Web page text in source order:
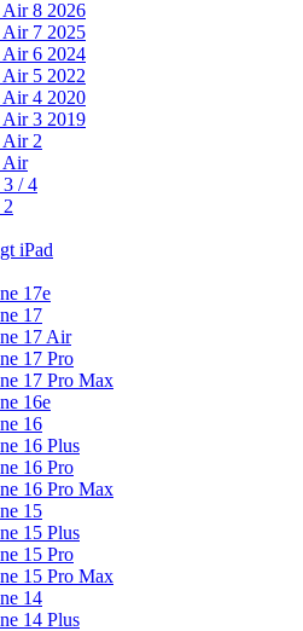
Air 8 2026
Air 7 2025
Air 6 2024
Air 5 2022
Air 4 2020
Air 3 2019
Air 2
Air
3 / 4
iPad
17e
17
17 Air
17 Pro
17 Pro Max
16e
16
16 Plus
16 Pro
16 Pro Max
15
15 Plus
15 Pro
15 Pro Max
14
14 Plus